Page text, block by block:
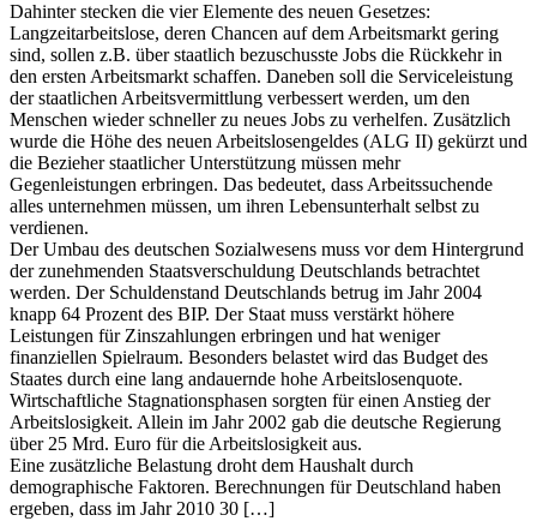
Dahinter stecken die vier Elemente des neuen Gesetzes:
Langzeitarbeitslose, deren Chancen auf dem Arbeitsmarkt gering
sind, sollen z.B. über staatlich bezuschusste Jobs die Rückkehr in
den ersten Arbeitsmarkt schaffen. Daneben soll die Serviceleistung
der staatlichen Arbeitsvermittlung verbessert werden, um den
Menschen wieder schneller zu neues Jobs zu verhelfen. Zusätzlich
wurde die Höhe des neuen Arbeitslosengeldes (ALG II) gekürzt und
die Bezieher staatlicher Unterstützung müssen mehr
Gegenleistungen erbringen. Das bedeutet, dass Arbeitssuchende
alles unternehmen müssen, um ihren Lebensunterhalt selbst zu
verdienen.
Der Umbau des deutschen Sozialwesens muss vor dem Hintergrund
der zunehmenden Staatsverschuldung Deutschlands betrachtet
werden. Der Schuldenstand Deutschlands betrug im Jahr 2004
knapp 64 Prozent des BIP. Der Staat muss verstärkt höhere
Leistungen für Zinszahlungen erbringen und hat weniger
finanziellen Spielraum. Besonders belastet wird das Budget des
Staates durch eine lang andauernde hohe Arbeitslosenquote.
Wirtschaftliche Stagnationsphasen sorgten für einen Anstieg der
Arbeitslosigkeit. Allein im Jahr 2002 gab die deutsche Regierung
über 25 Mrd. Euro für die Arbeitslosigkeit aus.
Eine zusätzliche Belastung droht dem Haushalt durch
demographische Faktoren. Berechnungen für Deutschland haben
ergeben, dass im Jahr 2010 30 […]